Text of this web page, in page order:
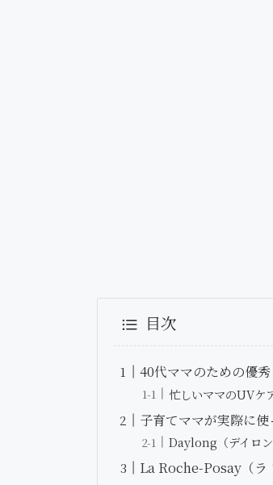
目次
40代ママのための優
忙しいママのUVケ
子育てママが実際に使
Daylong（デイロ
La Roche-Posay（ラ